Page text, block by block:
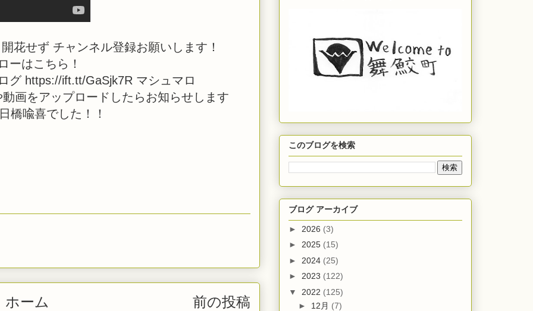
せず チャンネル登録お願いします！
ーはこちら！
グ https://ift.tt/GaSjk7R マシュマロ
画をアップロードしたらお知らせします
橋喩喜でした！！
前の投稿
ホーム
このブログを検索
ブログ アーカイブ
► 2026 (3)
► 2025 (15)
► 2024 (25)
► 2023 (122)
▼ 2022 (125)
► 12月 (7)